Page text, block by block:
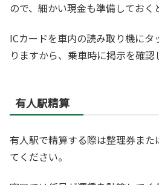
ので、細かい現金も準備しておく
ICカードを車内の読み取り機にタ
りますから、乗車時に掲示を確認
有人駅精算
有人駅で精算する際は整理券ま
てください。